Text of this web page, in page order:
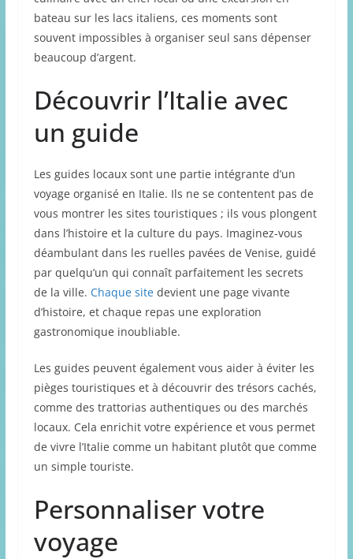
bateau sur les lacs italiens, ces moments sont
souvent impossibles à organiser seul sans dépenser
beaucoup d’argent.
Découvrir l’Italie avec
un guide
Les guides locaux sont une partie intégrante d’un
voyage organisé en Italie. Ils ne se contentent pas de
vous montrer les sites touristiques ; ils vous plongent
dans l’histoire et la culture du pays. Imaginez-vous
déambulant dans les ruelles pavées de Venise, guidé
par quelqu’un qui connaît parfaitement les secrets
de la ville. Chaque sitedevient une page vivante
d’histoire, et chaque repas une exploration
gastronomique inoubliable.
Les guides peuvent également vous aider à éviter les
pièges touristiques et à découvrir des trésors cachés,
comme des trattorias authentiques ou des marchés
locaux. Cela enrichit votre expérience et vous permet
de vivre l’Italie comme un habitant plutôt que comme
un simple touriste.
Personnaliser votre
voyage